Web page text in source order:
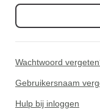
Wachtwoord
Gebruikersnaam
Hulp bij inloggen